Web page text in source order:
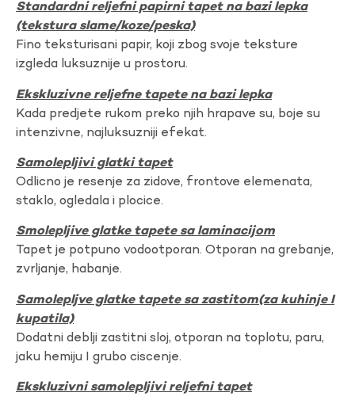
Standardni reljefni papirni tapet na bazi lepka
(tekstura slame/koze/peska)
Fino teksturisani papir, koji zbog svoje teksture
izgleda luksuznije u prostoru.
Ekskluzivne reljefne tapete na bazi lepka
Kada predjete rukom preko njih hrapave su, boje su
intenzivne, najluksuzniji efekat.
Samolepljivi glatki tapet
Odlicno je resenje za zidove, frontove elemenata,
staklo, ogledala i plocice.
Smolepljive glatke tapete sa laminacijom
Tapet je potpuno vodootporan. Otporan na grebanje,
zvrljanje, habanje.
Samolepljve glatke tapete sa zastitom(za kuhinje I
kupatila)
Dodatni deblji zastitni sloj, otporan na toplotu, paru,
jaku hemiju I grubo ciscenje.
Ekskluzivni samolepljivi reljefni tapet